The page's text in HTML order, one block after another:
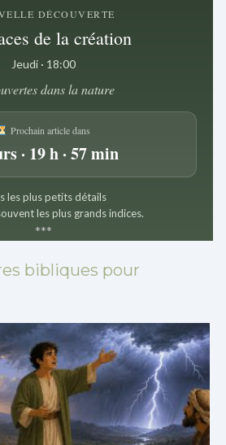
DÉCOUVERTE
de la création
Jeudi · 18:00
dans la nature
Prochain article dans
· 19 h · 57 min
les plus petits détails
les plus grands indices.
***
bibliques pour